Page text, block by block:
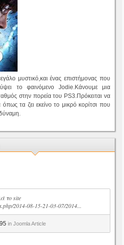
μυστικό,και ένας επιστήμονας που
το φαινόμενο Jodie.Κάνουμε μια
στην πορεία του PS3.Πρόκειται να
τα ζει εκείνο το μικρό κορίτσι που
δύναμη.
το site
2014-08-15-21-03-07/2014...
in Joomla Article